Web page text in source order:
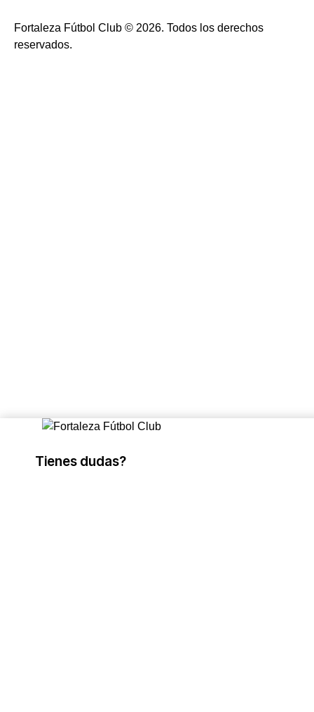
Fortaleza Fútbol Club© 2026. Todos los derechos
reservados.
Tienes dudas?